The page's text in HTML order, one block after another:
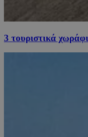
3 τουριστικά